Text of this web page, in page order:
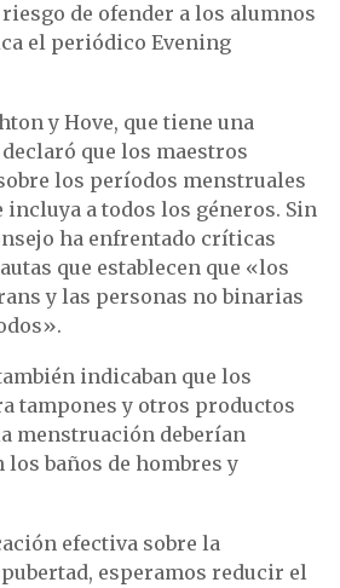
de ofender a los alumnos
el periódico Evening
y Hove, que tiene una
que los maestros
los períodos menstruales
incluya a todos los géneros. Sin
ha enfrentado críticas
que establecen que «los
y las personas no binarias
indicaban que los
tampones y otros productos
menstruación deberían
baños de hombres y
efectiva sobre la
esperamos reducir el